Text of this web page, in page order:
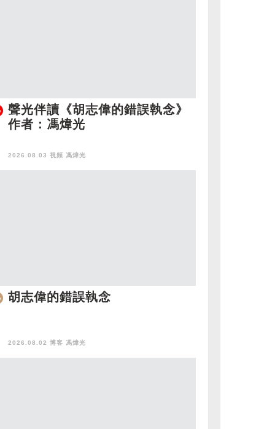
聲光伴讀《胡志偉的錯誤執念》
作者：馮煒光
2026.08.03 視頻 馮煒光
胡志偉的錯誤執念
2026.08.02 博客 馮煒光